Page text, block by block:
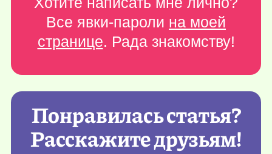
Все явки-пароли на моей
странице. Рада знакомству!
Понравилась статья?
Расскажите друзьям!